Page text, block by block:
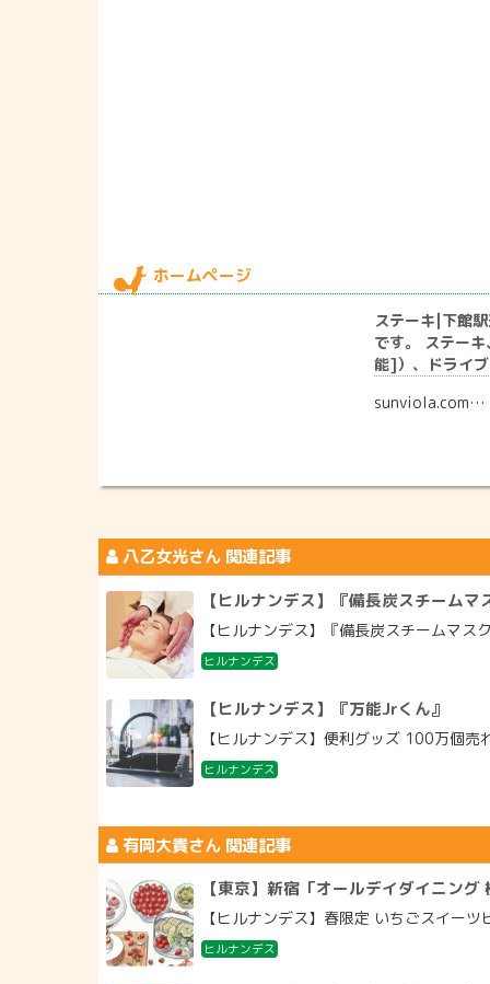
ホームページ
ステーキ|下館
です。 ステー
能]）、ドライ
sunviola.com…
八乙女光さん 関連記事
【ヒルナンデス】『備長炭スチームマ
【ヒルナンデス】『備長炭スチームマ
ヒルナンデス
【ヒルナンデス】『万能Jrくん』
【ヒルナンデス】便利グッズ 100万個
ヒルナンデス
有岡大貴さん 関連記事
【東京】新宿「オールデイダイニング
【ヒルナンデス】春限定 いちごスイー
ヒルナンデス